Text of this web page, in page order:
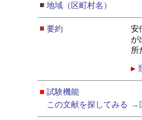
■ 地域（区町村名）
■ 要約
安
が
所
■ 試験機能
この文献を探してみる
→